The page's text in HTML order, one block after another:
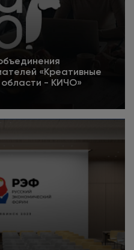
«Креативные
области - КИЧО»
5